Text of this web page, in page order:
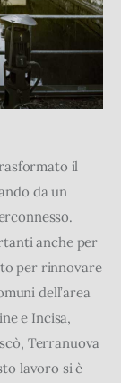
il
da un
anche per
per rinnovare
dell’area
e Incisa,
Terranuova
lavoro si è